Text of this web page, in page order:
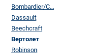
Bombardier/C...
Dassault
Beechcraft
Вертолет
Robinson